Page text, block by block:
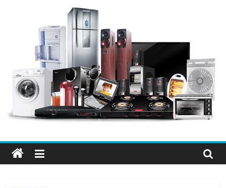
Elektro
OK
–
nejlepší